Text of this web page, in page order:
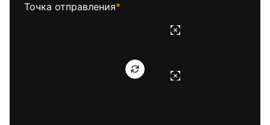
Точка отправления*